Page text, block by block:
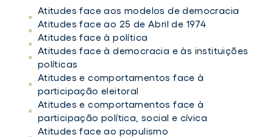
Atitudes face aos modelos de democracia
Atitudes face ao 25 de Abril de 1974
Atitudes face à política
Atitudes face à democracia e às instituições
políticas
Atitudes e comportamentos face à
participação eleitoral
Atitudes e comportamentos face à
participação política, social e cívica
Atitudes face ao populismo